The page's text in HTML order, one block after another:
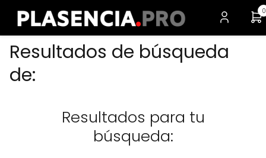
0
Resultados de búsqueda
de:
Resultados para tu
búsqueda: